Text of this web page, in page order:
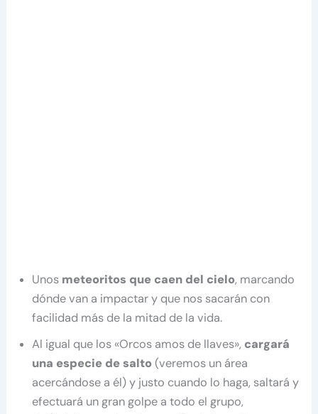
Unos meteoritos que caen del cielo, marcando
dónde van a impactar y que nos sacarán con
facilidad más de la mitad de la vida.
Al igual que los «Orcos amos de llaves», cargará
una especie de salto(veremos un área
acercándose a él) y justo cuando lo haga, saltará y
efectuará un gran golpe a todo el grupo,